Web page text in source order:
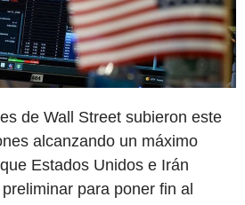
de Wall Street subieron este
alcanzando un máximo
Estados Unidos e Irán
para poner fin al